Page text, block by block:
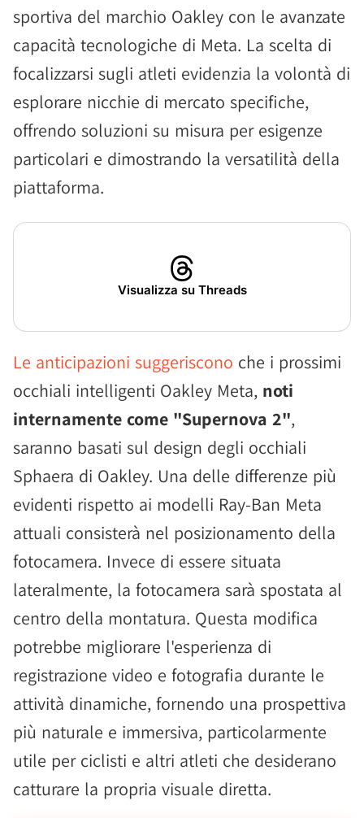
sportiva del marchio Oakley con le avanzate
capacità tecnologiche di Meta. La scelta di
focalizzarsi sugli atleti evidenzia la volontà di
esplorare nicchie di mercato specifiche,
offrendo soluzioni su misura per esigenze
particolari e dimostrando la versatilità della
piattaforma.
Visualizza su Threads
Le anticipazioni suggeriscono che i prossimi
occhiali intelligenti Oakley Meta, noti
internamente come "Supernova 2",
saranno basati sul design degli occhiali
Sphaera di Oakley. Una delle differenze più
evidenti rispetto ai modelli Ray-Ban Meta
attuali consisterà nel posizionamento della
fotocamera. Invece di essere situata
lateralmente, la fotocamera sarà spostata al
centro della montatura. Questa modifica
potrebbe migliorare l'esperienza di
registrazione video e fotografia durante le
attività dinamiche, fornendo una prospettiva
più naturale e immersiva, particolarmente
utile per ciclisti e altri atleti che desiderano
catturare la propria visuale diretta.